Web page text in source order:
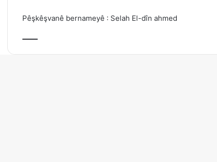
Pêşkêşvanê bernameyê : Selah El-dîn ahmed